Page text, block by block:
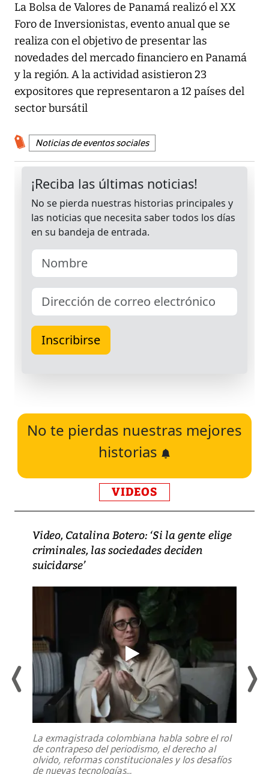
La Bolsa de Valores de Panamá realizó el XX
Foro de Inversionistas, evento anual que se
realiza con el objetivo de presentar las
novedades del mercado financiero en Panamá
y la región. A la actividad asistieron 23
expositores que representaron a 12 países del
sector bursátil
Noticias de eventos sociales
No te pierdas nuestras mejores
historias
VIDEOS
Video, Catalina Botero: ‘Si la gente elige
criminales, las sociedades deciden
suicidarse’
La exmagistrada colombiana habla sobre el rol
de contrapeso del periodismo, el derecho al
olvido, reformas constitucionales y los desafíos
de nuevas tecnologías...